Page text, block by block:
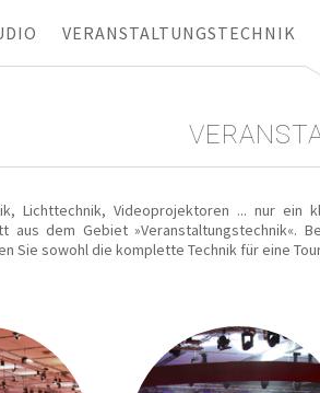
VERANSTALTUNGSTECHNIK
Lichttechnik, Videoprojektoren ... nur ein
aus dem Gebiet »Veranstaltungstechnik«.
Sie sowohl die komplette Technik für eine